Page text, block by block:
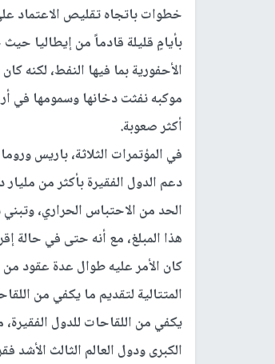
خطوات باتجاه تقليص الاعتماد
بأيامٍ قليلة قادماً من إيطاليا
موكبه نفثت دخانها وسمومها في
أكثر صعوبة.
في المؤتمرات الثلاثة، باريس
دعم الدول الفقيرة بأكثر من
الحد من الاحتباس الحراري،
هذا المبلغ، مع أنه حتى في حالة
كان الأمر عليه طوال عدة عقود من
المتتالية لتقديم ما يكفي من
يكفي من اللقاحات للدول الفقيرة،
الكبرى ودول العالم الثالث الأشد